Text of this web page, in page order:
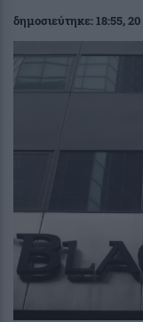
δημοσιεύτηκε:18:55,